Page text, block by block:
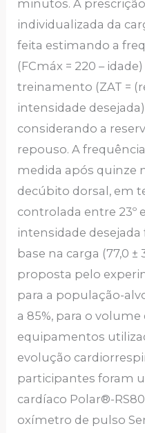
minutos. A
individualizada da
feita estimando a
(FCmáx = 220 –
treinamento (ZAT =
intensidade
considerando a
repouso. A
medida após quinze
decúbito dorsal, em
controlada entre 23º
intensidade
base na carga (77,0 ±
proposta pelo
para a população-
a 85%, para o
equipamentos
evolução
participantes foram
cardíaco Polar®-
oxímetro de pulso